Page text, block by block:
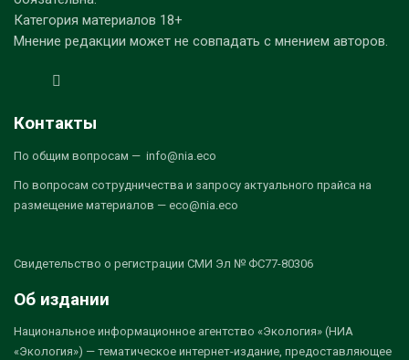
Категория материалов 18+
Мнение редакции может не совпадать с мнением авторов.
Контакты
По общим вопросам — info@nia.eco
По вопросам сотрудничества и запросу актуального прайса на
размещение материалов — eco@nia.eco
Свидетельство о регистрации СМИ Эл № ФС77-80306
Об издании
Национальное информационное агентство «Экология» (НИА
«Экология») — тематическое интернет-издание, предоставляющее